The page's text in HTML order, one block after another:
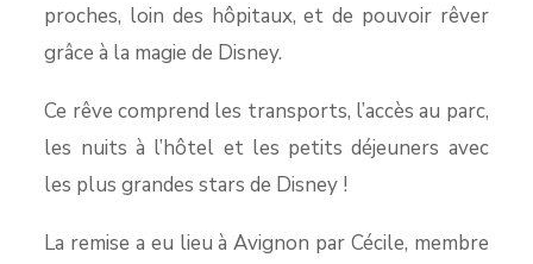
proches, loin des hôpitaux, et de pouvoir rêver
grâce à la magie de Disney.
Ce rêve comprend les transports, l’accès au parc,
les nuits à l’hôtel et les petits déjeuners avec
les plus grandes stars de Disney !
La remise a eu lieu à Avignon par Cécile, membre